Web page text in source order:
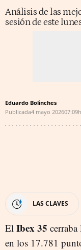
Análisis de las
sesión de este
Eduardo Bolinches
Publicada4 mayo 202607:09h
LAS CLAVES
El Ibex 35
en los 17.781